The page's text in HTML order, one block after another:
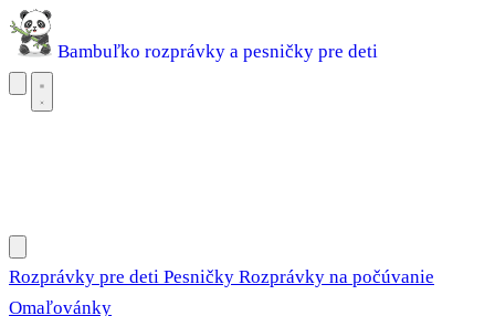
Bambuľko rozprávky a pesničky pre deti
Rozprávky pre deti Pesničky Rozprávky na počúvanie
Omaľovánky